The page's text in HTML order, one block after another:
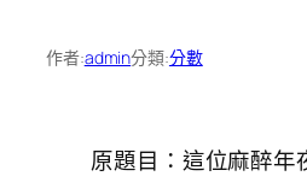
作者:admin分類:分數
原題目：這位麻醉年